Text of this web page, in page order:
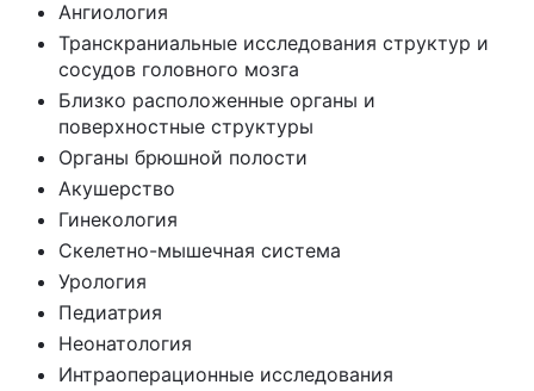
Ангиология
Транскраниальные исследования структур и
сосудов головного мозга
Близко расположенные органы и
поверхностные структуры
Органы брюшной полости
Акушерство
Гинекология
Скелетно-мышечная система
Урология
Педиатрия
Неонатология
Интраоперационные исследования